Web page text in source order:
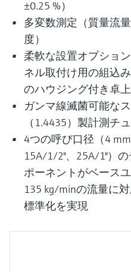
±0.25 %）
多変数測定（質量流
度）
柔軟な設置オプショ
ネル取付け用の組込
のハウジング付き卓
ガンマ線滅菌可能な
（1.4435）製計測チ
4つの呼び口径（4
15A/1/2"、25A/1"）
ポーネントがベース
135 kg/minの流量に
標準化を実現